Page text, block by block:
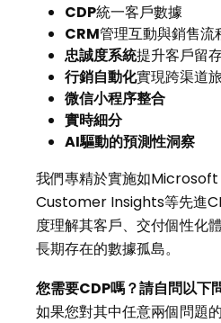
CDP統一客戶數據
CRM管理互動與銷售流
忠誠度系統提升客戶留
行銷自動化實現跨渠道
微信小程序整合
實時細分
AI驅動的預測性洞察
我們專精於實施如
Customer Insights等先進
度理解其客戶、交付個性化
長期存在的數據孤島。
您需要CDP嗎？請自問以下
如果您對其中任意兩個問題